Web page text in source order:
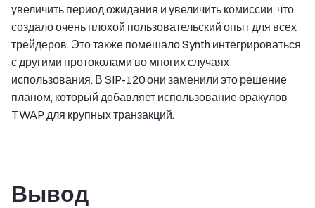
увеличить период ожидания и увеличить комиссии, что
создало очень плохой пользовательский опыт для всех
трейдеров. Это также помешало Synth интегрироваться
с другими протоколами во многих случаях
использования. В SIP-120 они заменили это решение
планом, который добавляет использование оракулов
TWAP для крупных транзакций.
Вывод